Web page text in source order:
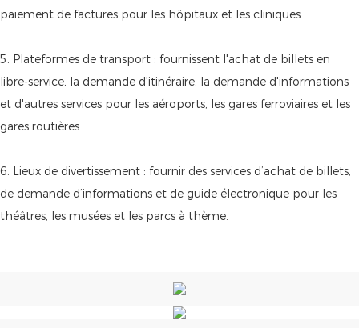
paiement de factures pour les hôpitaux et les cliniques.
5. Plateformes de transport : fournissent l'achat de billets en
libre-service, la demande d'itinéraire, la demande d'informations
et d'autres services pour les aéroports, les gares ferroviaires et les
gares routières.
6. Lieux de divertissement : fournir des services d’achat de billets,
de demande d’informations et de guide électronique pour les
théâtres, les musées et les parcs à thème.